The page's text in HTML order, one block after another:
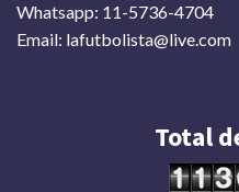
Whatsapp: 11-5736-4704
Email: lafutbolista@live.com
Total